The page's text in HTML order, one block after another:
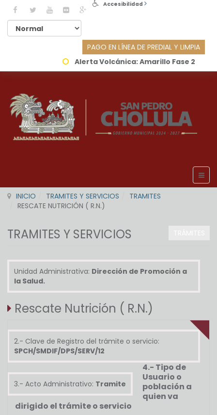
Accesibilidad
PAGO EN LÍNEA DE PREDIAL Y LIMPIA
Alerta Volcánica:Amarillo Fase 2
INICIO TRAMITES Y SERVICIOS
TRAMITES
RESCATE NUTRICIÓN ( R.N.)
TRAMITES Y SERVICIOS
Unidad Administrativa: Dirección de Promoción a
la Salud.
Rescate Nutrición ( R.N.)
2.- Clave de Registro del trámite o servicio:
SPCH/SMDIF/DPS/SERV/12
3.- Acto Administrativo: Tramite
4.- Tipo de
Usuario o
población a
quien va
dirigido el trámite o servicio